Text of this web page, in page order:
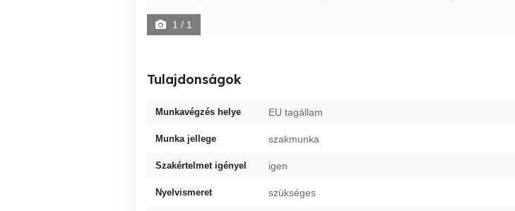
1 / 1
Tulajdonságok
Munkavégzés helye EU tagállam
Munka jellege szakmunka
Szakértelmet igényel igen
Nyelvismeret szükséges